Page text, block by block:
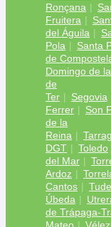
Ronçana
Fruitera
del Águila
Pola
Santa
de
Domingo de
de
Ter
Segovia
Ferrer
Son
de la
Reina
DGT
Toledo
del Mar
Ardoz
Cantos
Úbeda
de Trápaga-